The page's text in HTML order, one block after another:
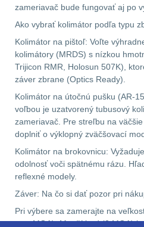
Multi-range32
Krátka a střední
Monokuláry5
Príslušenstvo pre
optiku9
OBLEČENIE(316)
zameriavač bude fungovať aj po
Ako vybrať kolimátor podľa typu
Kolimátor na pištoľ: Voľte
kolimátory (MRDS) s nízkou
Trijicon RMR, Holosun 507K),
záver zbrane (Optics Ready).
Kolimátor na útočnú pušku (AR-
voľbou je uzatvorený tubusový
zameriavač. Pre streľbu na
doplniť o výklopný zväčšovací
Kolimátor na brokovnicu:
odolnosť voči spätnému rázu.
reflexné modely.
Záver: Na čo si dať pozor pri
Pri výbere sa zamerajte na
se v MOA). Menší bod (2 MOA)